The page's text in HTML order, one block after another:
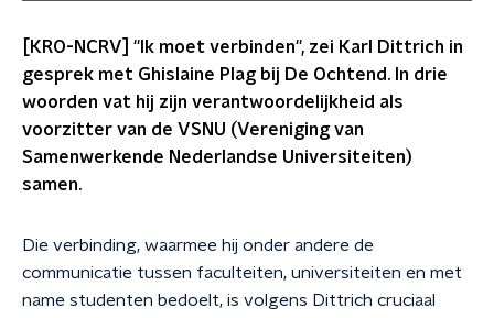
[KRO-NCRV] ''Ik moet verbinden'', zei Karl Dittrich in
gesprek met Ghislaine Plag bij De Ochtend. In drie
woorden vat hij zijn verantwoordelijkheid als
voorzitter van de VSNU (Vereniging van
Samenwerkende Nederlandse Universiteiten)
samen.
Die verbinding, waarmee hij onder andere de
communicatie tussen faculteiten, universiteiten en met
name studenten bedoelt, is volgens Dittrich cruciaal